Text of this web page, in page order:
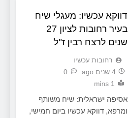
דווקא עכשיו: מעגלי שיח
בעיר רחובות לציון 27
שנים לרצח רבין ז"ל
‫רחובות עכשיו
4 שנים ago
0
1 mins
אסיפה ישראלית: שיח משותף
ומרפא, דווקא עכשיו ביום חמישי,